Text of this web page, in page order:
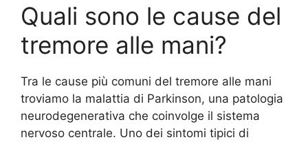
Quali sono le cause del
tremore alle mani?
Tra le cause più comuni del tremore alle mani
troviamo la malattia di Parkinson, una patologia
neurodegenerativa che coinvolge il sistema
nervoso centrale. Uno dei sintomi tipici di